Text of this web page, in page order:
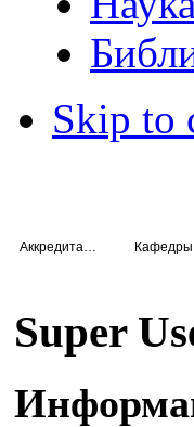
Skip to
Кафедры
Super